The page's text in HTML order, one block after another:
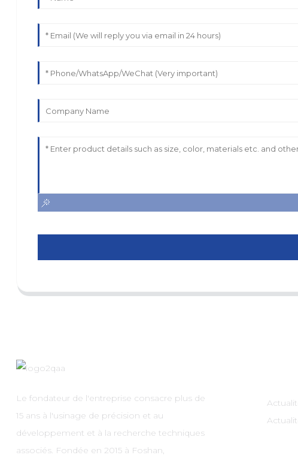
Le fondateur de l'entreprise consacre plus de
15 ans à l'usinage de précision et au
développement et à la recherche techniques
associés. Fondée en 2015 à Foshan,